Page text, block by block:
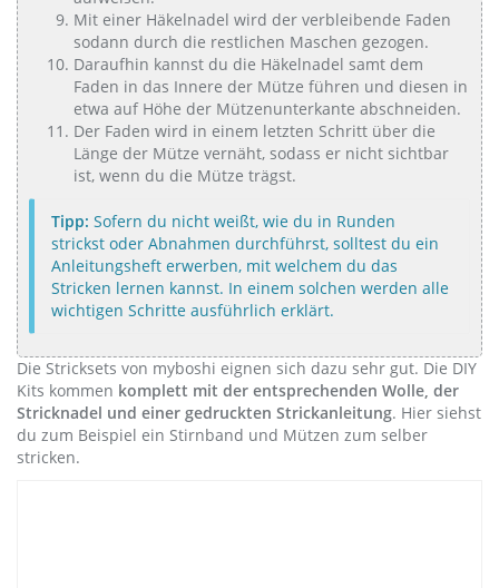
Mit einer Häkelnadel wird der verbleibende Faden
sodann durch die restlichen Maschen gezogen.
Daraufhin kannst du die Häkelnadel samt dem
Faden in das Innere der Mütze führen und diesen in
etwa auf Höhe der Mützenunterkante abschneiden.
Der Faden wird in einem letzten Schritt über die
Länge der Mütze vernäht, sodass er nicht sichtbar
ist, wenn du die Mütze trägst.
Tipp: Sofern du nicht weißt, wie du in Runden
strickst oder Abnahmen durchführst, solltest du ein
Anleitungsheft erwerben, mit welchem du das
Stricken lernen kannst. In einem solchen werden alle
wichtigen Schritte ausführlich erklärt.
Die Stricksets von myboshi eignen sich dazu sehr gut. Die DIY
Kits kommen komplett mit der entsprechenden Wolle, der
Stricknadel und einer gedruckten Strickanleitung. Hier siehst
du zum Beispiel ein Stirnband und Mützen zum selber
stricken.